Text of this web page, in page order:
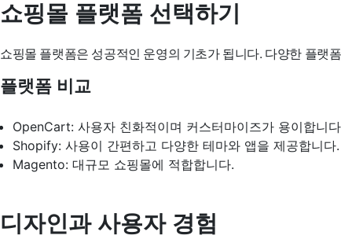
쇼핑몰 플랫폼 선택하기
쇼핑몰 플랫폼은 성공적인 운영의 기초가 됩니다. 다양한 플랫
플랫폼 비교
OpenCart: 사용자 친화적이며 커스터마이즈가 용이합니
Shopify: 사용이 간편하고 다양한 테마와 앱을 제공합니다.
Magento: 대규모 쇼핑몰에 적합합니다.
디자인과 사용자 경험